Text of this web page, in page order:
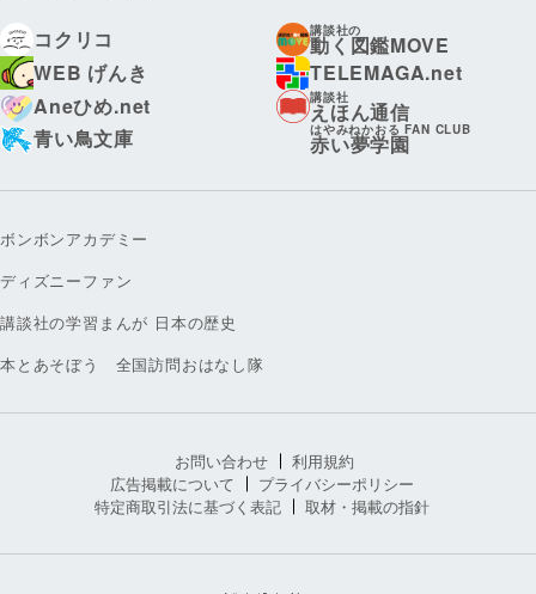
コクリコ
講談社の
動く図鑑MOVE
WEB げんき
TELEMAGA.net
Aneひめ.net
講談社
えほん通信
青い鳥文庫
はやみねかおる FAN CLUB
赤い夢学園
ボンボンアカデミー
ディズニーファン
講談社の学習まんが 日本の歴史
本とあそぼう 全国訪問おはなし隊
お問い合わせ
利用規約
広告掲載について
プライバシーポリシー
特定商取引法に基づく表記
取材・掲載の指針